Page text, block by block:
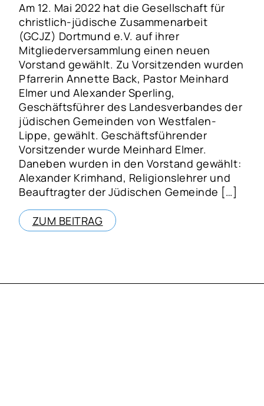
Am 12. Mai 2022 hat die Gesellschaft für
christlich-jüdische Zusammenarbeit
(GCJZ) Dortmund e.V. auf ihrer
Mitgliederversammlung einen neuen
Vorstand gewählt. Zu Vorsitzenden wurden
Pfarrerin Annette Back, Pastor Meinhard
Elmer und Alexander Sperling,
Geschäftsführer des Landesverbandes der
jüdischen Gemeinden von Westfalen-
Lippe, gewählt. Geschäftsführender
Vorsitzender wurde Meinhard Elmer.
Daneben wurden in den Vorstand gewählt:
Alexander Krimhand, Religionslehrer und
Beauftragter der Jüdischen Gemeinde […]
ZUM BEITRAG